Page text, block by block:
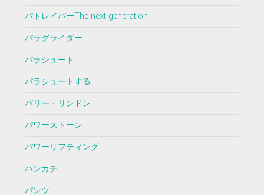
パトレイバーThe next generation
パラグライダー
パラシュート
パラシュートする
バリー・リンドン
パワーストーン
パワーリフティング
ハンカチ
パンツ